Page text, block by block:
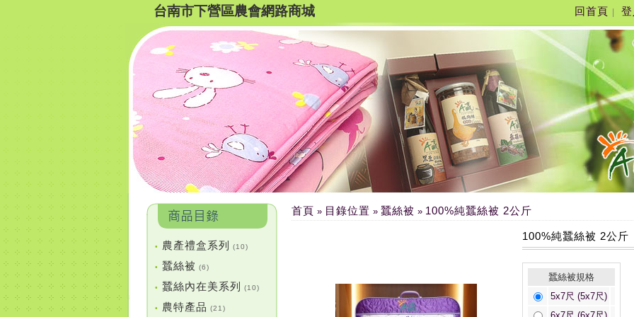
台南市下營區農會網路商城 回首頁
• 農產禮盒系列 (10)
• 蠶絲被 (6)
• 蠶絲內在美系列 (10)
• 農特產品 (21)
首頁 » 目錄位置 » 蠶絲被 » 100%純蠶絲被 2公斤
100%純蠶絲被 2公斤
蠶絲被規格
5x7尺 (5x7尺)